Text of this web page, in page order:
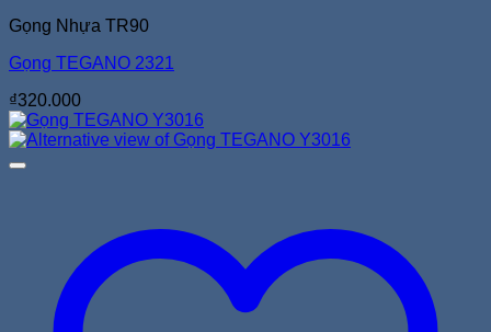
Gọng Nhựa TR90
Gọng TEGANO 2321
₫320.000